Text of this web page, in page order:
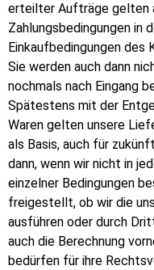
erteilter Aufträge gelten
Zahlungsbedingungen in
Einkaufbedingungen des
Sie werden auch dann
nochmals nach Eingang
Spätestens mit der
Waren gelten unsere
als Basis, auch für
dann, wenn wir nicht in
einzelner Bedingungen
freigestellt, ob wir die
ausführen oder durch
auch die Berechnung
bedürfen für ihre